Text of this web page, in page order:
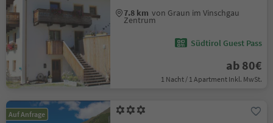
7.8 km von Graun im Vinschgau
Zentrum
Südtirol Guest Pass
ab 80€
1 Nacht / 1 Apartment Inkl. MwSt.
Auf Anfrage